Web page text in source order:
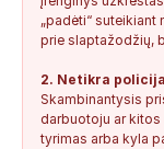
Keista: Sukčių
„padėti“
prie slaptažodžių,
2. Netikra
Skambinantysis
darbuotoju ar
tyrimas arba kyla